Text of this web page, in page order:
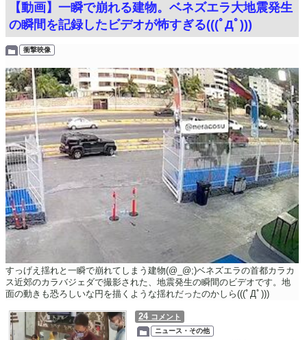
【動画】一瞬で崩れる建物。ベネズエラ大地震発生
の瞬間を記録したビデオが怖すぎる(((ﾟДﾟ)))
衝撃映像
すっげえ揺れと一瞬で崩れてしまう建物(@_@;)ベネズエラの首都カラカ
ス近郊のカラバジェダで撮影された、地震発生の瞬間のビデオです。地
面の動きも恐ろしいな円を描くような揺れだったのかしら(((ﾟДﾟ)))
24 コメント
ニュース・その他